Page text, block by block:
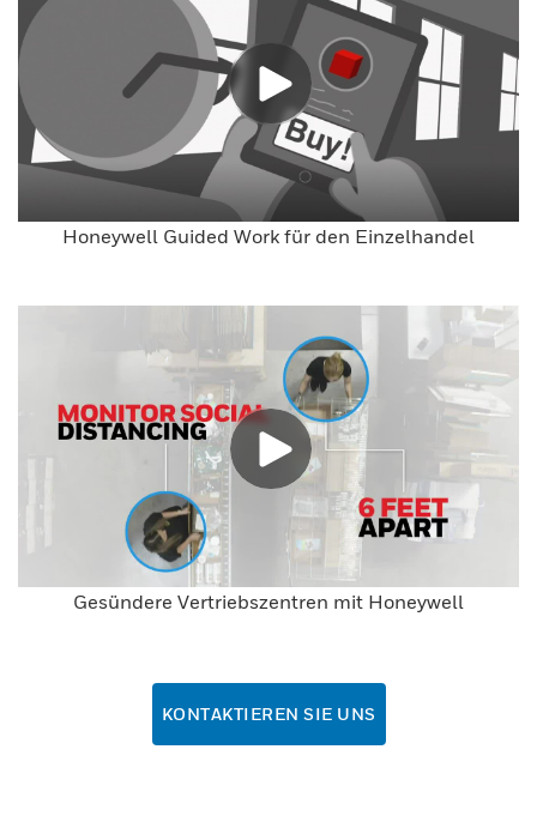
Honeywell Guided Work für den Einzelhandel
Gesündere Vertriebszentren mit Honeywell
KONTAKTIEREN SIE UNS